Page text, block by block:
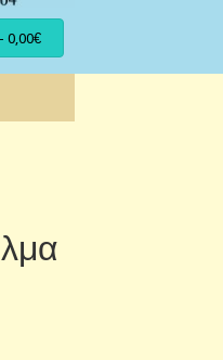
0,00€